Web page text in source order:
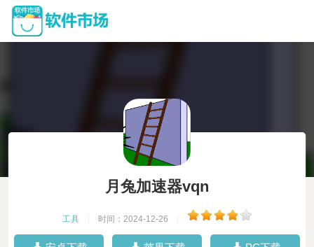
月兔加速器vqn
工具 时间：2024-12-26